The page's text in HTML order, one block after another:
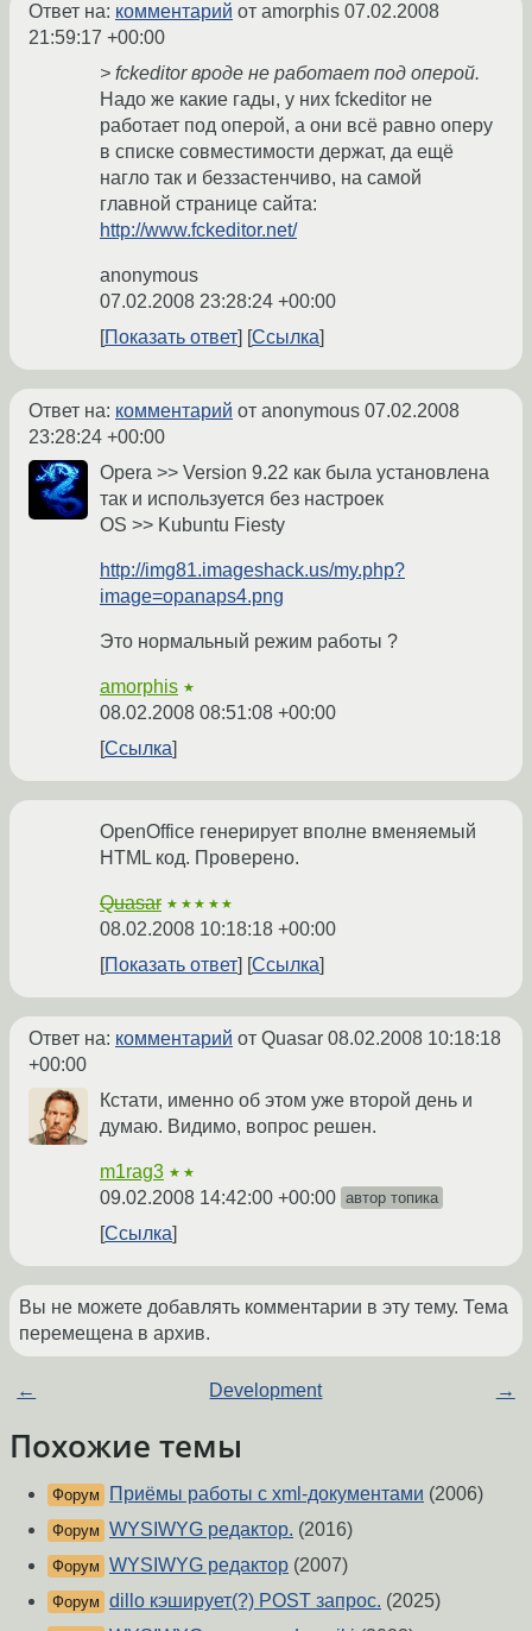
Ответ на: комментарий от amorphis 07.02.2008
21:59:17 +00:00
> fckeditor вроде не работает под оперой.
Надо же какие гады, у них fckeditor не
работает под оперой, а они всё равно оперу
в списке совместимости держат, да ещё
нагло так и беззастенчиво, на самой
главной странице сайта:
http://www.fckeditor.net/
anonymous
07.02.2008 23:28:24 +00:00
Показать ответ
Ссылка
Ответ на: комментарий от anonymous 07.02.2008
23:28:24 +00:00
Opera >> Version 9.22 как была установлена
так и используется без настроек
OS >> Kubuntu Fiesty
http://img81.imageshack.us/my.php?
image=opanaps4.png
Это нормальный режим работы ?
amorphis ★
08.02.2008 08:51:08 +00:00
Ссылка
OpenOffice генерирует вполне вменяемый
HTML код. Проверено.
Quasar ★★★★★
08.02.2008 10:18:18 +00:00
Показать ответ
Ссылка
Ответ на: комментарий от Quasar 08.02.2008 10:18:18
+00:00
Кстати, именно об этом уже второй день и
думаю. Видимо, вопрос решен.
m1rag3 ★★
09.02.2008 14:42:00 +00:00 автор топика
Ссылка
Вы не можете добавлять комментарии в эту тему. Тема
перемещена в архив.
← Development →
Похожие темы
Форум Приёмы работы с xml-документами (2006)
Форум WYSIWYG редактор. (2016)
Форум WYSIWYG редактор (2007)
Форум dillo кэширует(?) POST запрос. (2025)